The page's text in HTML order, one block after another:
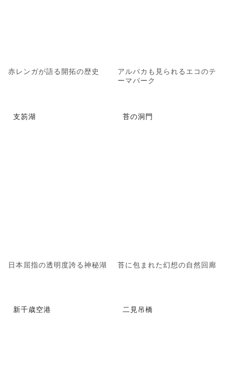
赤レンガが語る開拓の歴史
アルパカも見られるエコのテ
ーマパーク
支笏湖
日本屈指の透明度誇る神秘湖
苔の洞門
苔に包まれた幻想の自然回廊
新千歳空港 二見吊橋